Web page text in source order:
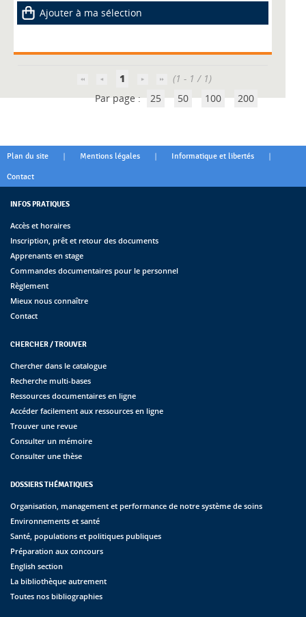
Ajouter à ma sélection
1
(1 - 1 / 1)
Par page : 25 50 100 200
Plan du site | Mentions légales | Informatique et libertés |
Contact
INFOS PRATIQUES
Accès et horaires
Inscription, prêt et retour des documents
Apprenants en stage
Commandes documentaires pour le personnel
Règlement
Mieux nous connaître
Contact
CHERCHER / TROUVER
Chercher dans le catalogue
Recherche multi-bases
Ressources documentaires en ligne
Accéder facilement aux ressources en ligne
Trouver une revue
Consulter un mémoire
Consulter une thèse
DOSSIERS THÉMATIQUES
Organisation, management et performance de notre système de soins
Environnements et santé
Santé, populations et politiques publiques
Préparation aux concours
English section
La bibliothèque autrement
Toutes nos bibliographies